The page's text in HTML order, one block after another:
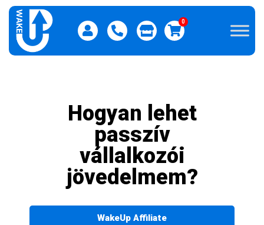
0
Hogyan lehet
passzív
vállalkozói
jövedelmem?
WakeUp Affiliate